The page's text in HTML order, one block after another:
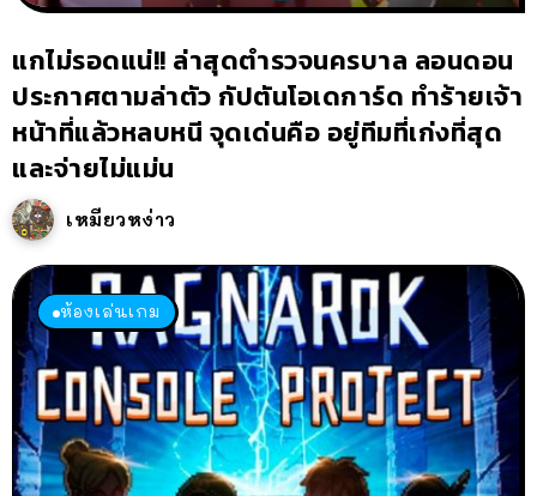
แกไม่รอดแน่!! ล่าสุดตำรวจนครบาล ลอนดอน
ประกาศตามล่าตัว กัปตันโอเดการ์ด ทำร้ายเจ้า
หน้าที่แล้วหลบหนี จุดเด่นคือ อยู่ทีมที่เก่งที่สุด
และจ่ายไม่แม่น
เหมียวหง่าว
ห้องเล่นเกม